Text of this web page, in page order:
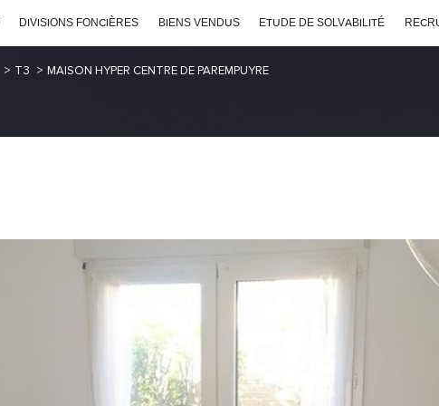
DIVISIONS FONCIÈRES BIENS VENDUS ETUDE DE SOLVABILITÉ
T3 MAISON HYPER CENTRE DE PAREMPUYRE